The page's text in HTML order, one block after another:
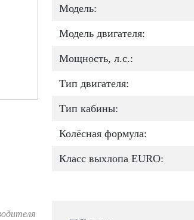
Модель:
Модель двигателя:
Мощность, л.с.:
Тип двигателя:
Тип кабины:
Колёсная формула:
Класс выхлопа EURO: